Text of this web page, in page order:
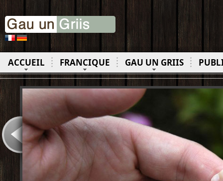
ACCUEIL FRANCIQUE GAU UN GRIIS